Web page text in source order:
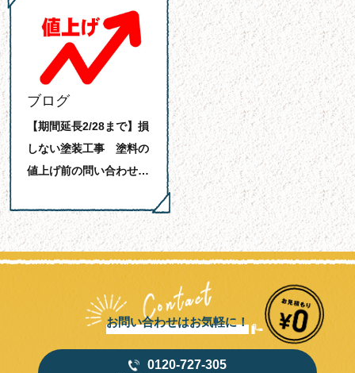
ブログ
【期間延長2/28まで】損
しない塗装工事 塗料の
値上げ前の問い合わせ…
お問い合わせはお気軽に！
0120-727-305